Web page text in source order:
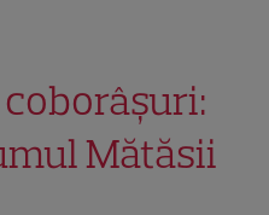
Mătăsii